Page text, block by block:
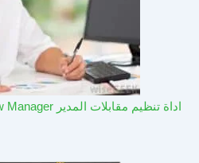
اداة تنظيم مقابلات المدير Interview Manager